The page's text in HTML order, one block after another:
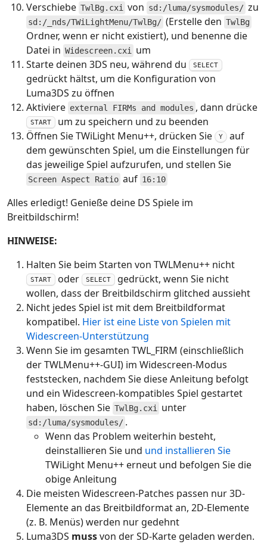
Verschiebe TwlBg.cxi von sd:/luma/sysmodules/ zu
sd:/_nds/TWiLightMenu/TwlBg/ (Erstelle den TwlBg
Ordner, wenn er nicht existiert), und benenne die
Datei in Widescreen.cxi
um
Starte deinen 3DS neu, während du
SELECT
gedrückt hältst, um die Konfiguration von
Luma3DS zu öffnen
Aktiviere external FIRMs and modules , dann drücke
START
um zu speichern und zu beenden
Öffnen Sie TWiLight Menu++, drücken Sie
Y
auf
dem gewünschten Spiel, um die Einstellungen für
das jeweilige Spiel aufzurufen, und stellen Sie
Screen Aspect Ratio auf 16:10
Alles erledigt! Genieße deine DS Spiele im
Breitbildschirm!
HINWEISE:
Halten Sie beim Starten von TWLMenu++ nicht
START oder SELECT
gedrückt, wenn Sie nicht
wollen, dass der Breitbildschirm glitched aussieht
Nicht jedes Spiel ist mit dem Breitbildformat
kompatibel. Hier ist eine Liste von Spielen mit
Widescreen-Unterstützung
Wenn Sie im gesamten TWL_FIRM (einschließlich
der TWLMenu++-GUI) im Widescreen-Modus
feststecken, nachdem Sie diese Anleitung befolgt
und ein Widescreen-kompatibles Spiel gestartet
haben, löschen Sie TwlBg.cxi unter
sd:/luma/sysmodules/ .
Wenn das Problem weiterhin besteht,
deinstallieren Sie und und installieren Sie
TWiLight Menu++ erneut und befolgen Sie die
obige Anleitung
Die meisten Widescreen-Patches passen nur 3D-
Elemente an das Breitbildformat an, 2D-Elemente
(z. B. Menüs) werden nur gedehnt
Luma3DS mussvon der SD-Karte geladen werden.